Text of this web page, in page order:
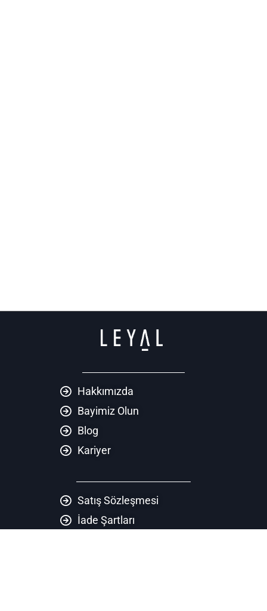
Hakkımızda
Bayimiz Olun
Blog
Kariyer
Satış Sözleşmesi
İade Şartları